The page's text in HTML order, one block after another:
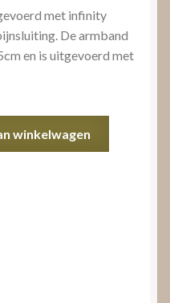
met infinity
De armband
en is uitgevoerd met
winkelwagen